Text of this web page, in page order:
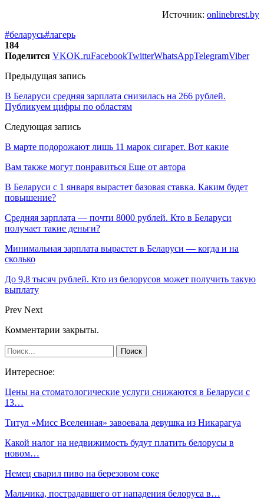
Источник: onlinebrest.by
#беларусь#лагерь
184
Поделится VKOK.ruFacebookTwitterWhatsAppTelegramViber
Предыдущая запись
В Беларуси средняя зарплата снизилась на 266 рублей.
Публикуем цифры по областям
Следующая запись
В марте подорожают лишь 11 марок сигарет. Вот какие
Вам также могут понравиться Еще от автора
В Беларуси с 1 января вырастет базовая ставка. Каким будет
повышение?
Средняя зарплата — почти 8000 рублей. Кто в Беларуси
получает такие деньги?
Минимальная зарплата вырастет в Беларуси — когда и на
сколько
До 9,8 тысяч рублей. Кто из белорусов может получить такую
выплату
Prev Next
Комментарии закрыты.
Интересное:
Цены на стоматологические услуги снижаются в Беларуси с
13…
Титул «Мисс Вселенная» завоевала девушка из Никарагуа
Какой налог на недвижимость будут платить белорусы в
новом…
Немец сварил пиво на березовом соке
Мальчика, пострадавшего от нападения белоруса в…